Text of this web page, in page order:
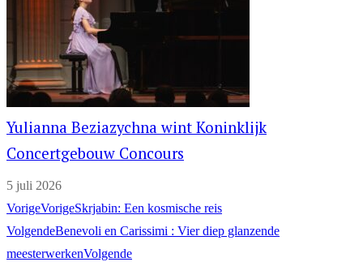
Yulianna Beziazychna wint Koninklijk
Concertgebouw Concours
5 juli 2026
VorigeVorigeSkrjabin: Een kosmische reis
VolgendeBenevoli en Carissimi : Vier diep glanzende
meesterwerkenVolgende